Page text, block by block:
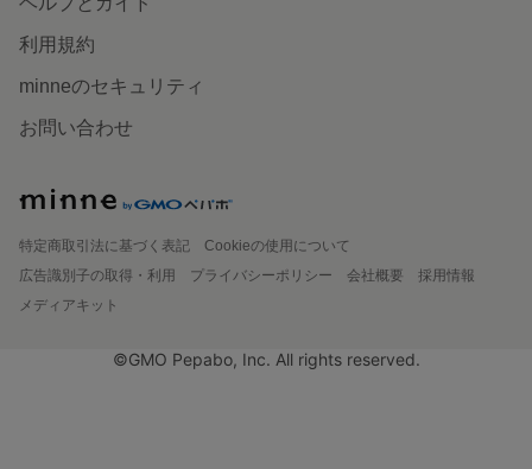
利用規約
minneのセキュリティ
お問い合わせ
特定商取引法に基づく表記
Cookieの使用について
広告識別子の取得・利用
プライバシーポリシー 会社概要
採用情報
メディアキット
©GMO Pepabo, Inc. All rights reserved.